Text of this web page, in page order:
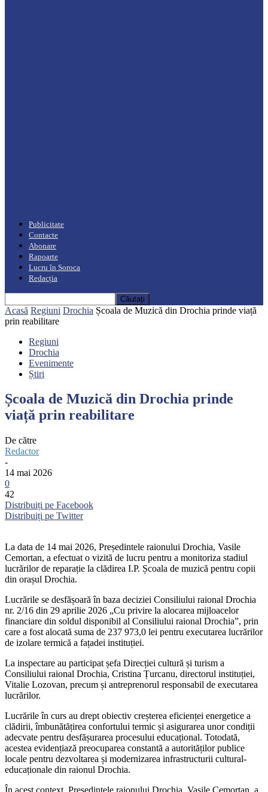
Publicitate
Contacte
Abonare
Rapoarte
Lucru în Soroca
Redacția
Acasă Regiuni Drochia Școala de Muzică din Drochia prinde viață
prin reabilitare
Regiuni
Drochia
Evenimente
Știri
Școala de Muzică din Drochia prinde
viață prin reabilitare
De către
Redactor
-
14 mai 2026
0
42
Distribuiți pe Facebook
Distribuiți pe Twitter
La data de 14 mai 2026, Președintele raionului Drochia, Vasile
Cemortan, a efectuat o vizită de lucru pentru a monitoriza stadiul
lucrărilor de reparație la clădirea I.P. Școala de muzică pentru copii
din orașul Drochia.
Lucrările se desfășoară în baza deciziei Consiliului raional Drochia
nr. 2/16 din 29 aprilie 2026 „Cu privire la alocarea mijloacelor
financiare din soldul disponibil al Consiliului raional Drochia”, prin
care a fost alocată suma de 237 973,0 lei pentru executarea lucrărilor
de izolare termică a fațadei instituției.
La inspectare au participat șefa Direcției cultură și turism a
Consiliului raional Drochia, Cristina Țurcanu, directorul instituției,
Vitalie Lozovan, precum și antreprenorul responsabil de executarea
lucrărilor.
Lucrările în curs au drept obiectiv creșterea eficienței energetice a
clădirii, îmbunătățirea confortului termic și asigurarea unor condiții
adecvate pentru desfășurarea procesului educațional. Totodată,
acestea evidențiază preocuparea constantă a autorităților publice
locale pentru dezvoltarea și modernizarea infrastructurii cultural-
educaționale din raionul Drochia.